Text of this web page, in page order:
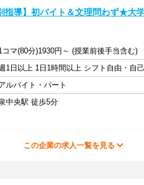
指導】初バイト＆文理問わず★大
コマ(80分)1930円～ (授業前後手当含む)
1日以上 1日1時間以上 シフト自由・自
ルバイト・パート
中央駅 徒歩5分
この企業の求人一覧を見る